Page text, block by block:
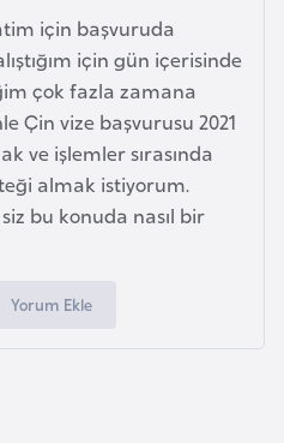
için başvuruda
için gün içerisinde
çok fazla zamana
Çin vize başvurusu 2021
ve işlemler sırasında
almak istiyorum.
bu konuda nasıl bir
Yorum Ekle